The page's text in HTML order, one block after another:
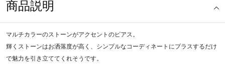
商品説明
マルチカラーのストーンがアクセントのピアス。
輝くストーンはお洒落度が高く、シンプルなコーディネートにプラスするだけ
で魅力を引き立ててくれそうです。